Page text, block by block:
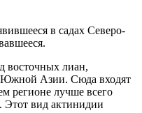
в садах Северо-
восточных лиан,
Южной Азии. Сюда входят
регионе лучше всего
вид актинидии